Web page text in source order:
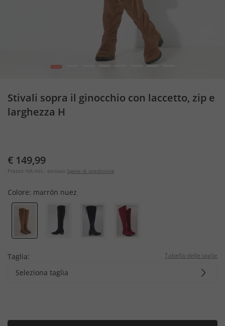
1
Stivali sopra il ginocchio con laccetto, zip e
larghezza H
€ 149,99
Prezzo IVA incl., escluso Spese di spedizione
Colore: marrón nuez
Taglia: Tabella delle taglie
Seleziona taglia